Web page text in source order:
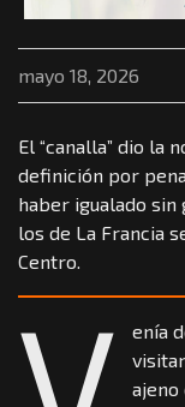
mayo 18, 2026
El “canalla” dio la
definición por
haber igualado sin
los de La Francia
Centro.
enía
ajeno